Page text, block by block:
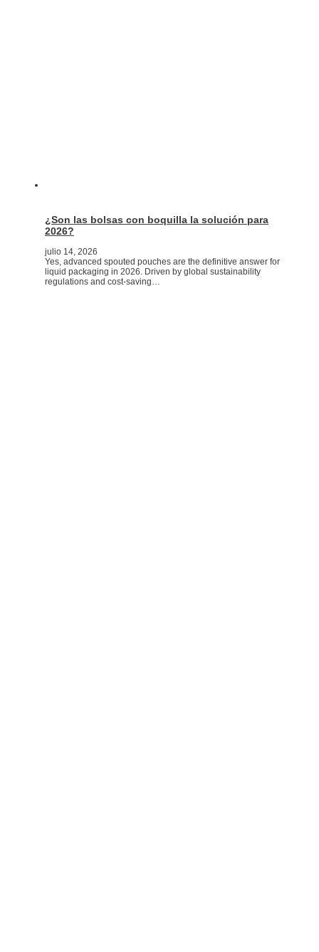
¿Son las bolsas con boquilla la solución para
2026?
julio 14, 2026
Yes, advanced spouted pouches are the definitive answer for
liquid packaging in 2026. Driven by global sustainability
regulations and cost-saving…